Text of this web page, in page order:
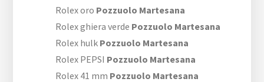
Rolex oro Pozzuolo Martesana
Rolex ghiera verde Pozzuolo Martesana
Rolex hulk Pozzuolo Martesana
Rolex PEPSI Pozzuolo Martesana
Rolex 41 mm Pozzuolo Martesana